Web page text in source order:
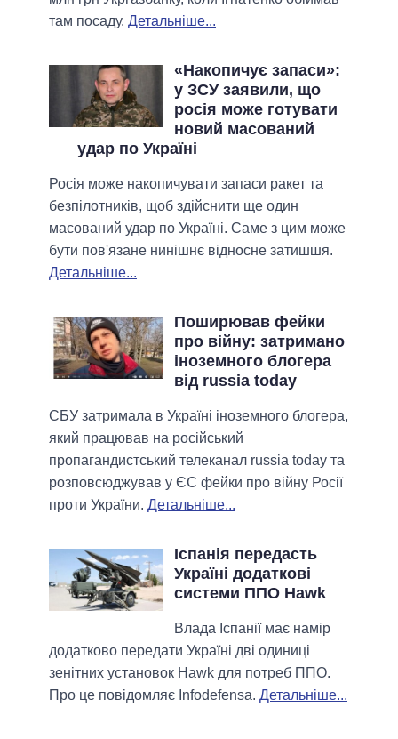
там посаду. Детальніше...
«Накопичує запаси»:
у ЗСУ заявили, що
росія може готувати
новий масований
удар по Україні
Росія може накопичувати запаси ракет та
безпілотників, щоб здійснити ще один
масований удар по Україні. Саме з цим може
бути пов'язане нинішнє відносне затишшя.
Детальніше...
Поширював фейки
про війну: затримано
іноземного блогера
від russia today
СБУ затримала в Україні іноземного блогера,
який працював на російський
пропагандистський телеканал russia today та
розповсюджував у ЄС фейки про війну Росії
проти України. Детальніше...
Іспанія передасть
Україні додаткові
системи ППО Hawk
Влада Іспанії має намір
додатково передати Україні дві одиниці
зенітних установок Hawk для потреб ППО.
Про це повідомляє Infodefensa. Детальніше...